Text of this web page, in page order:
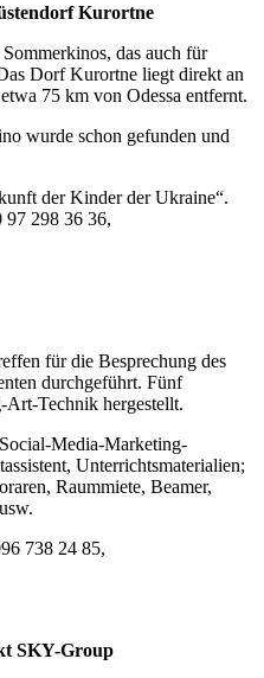
Kurortne
das auch für
Dorf Kurortne liegt direkt an
75 km von Odessa entfernt.
wurde schon gefunden und
der Kinder der Ukraine“.
298 36 36,
für die Besprechung des
durchgeführt. Fünf
Technik hergestellt.
Media-Marketing-
Unterrichtsmaterialien;
Raummiete, Beamer,
738 24 85,
SKY-Group